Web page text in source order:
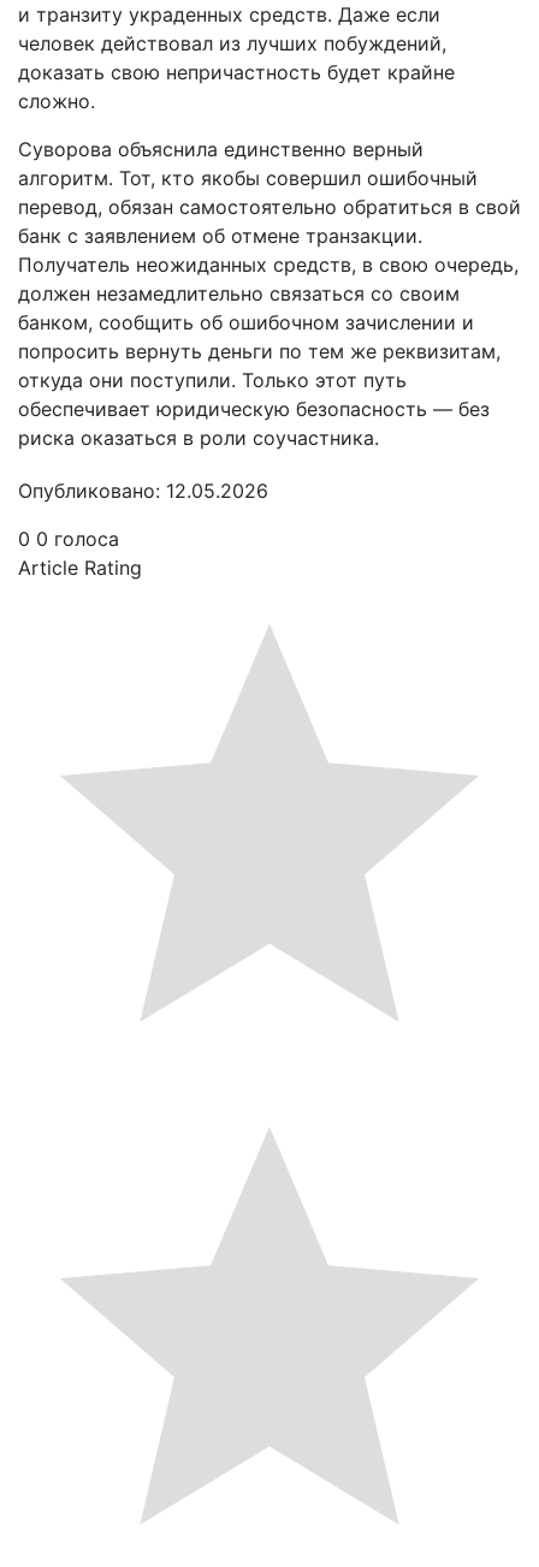
и транзиту украденных средств. Даже если
человек действовал из лучших побуждений,
доказать свою непричастность будет крайне
сложно.
Суворова объяснила единственно верный
алгоритм. Тот, кто якобы совершил ошибочный
перевод, обязан самостоятельно обратиться в свой
банк с заявлением об отмене транзакции.
Получатель неожиданных средств, в свою очередь,
должен незамедлительно связаться со своим
банком, сообщить об ошибочном зачислении и
попросить вернуть деньги по тем же реквизитам,
откуда они поступили. Только этот путь
обеспечивает юридическую безопасность — без
риска оказаться в роли соучастника.
Опубликовано: 12.05.2026
0 0 голоса
Article Rating